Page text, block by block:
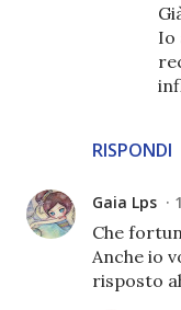
RISPONDI
Io
Gaia Lps
Che
Anche io
risposto